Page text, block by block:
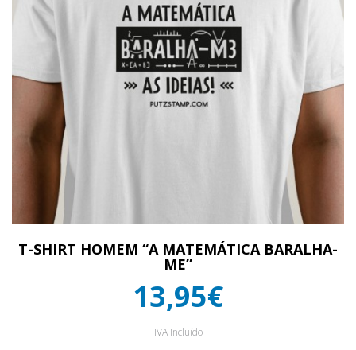
T-SHIRT HOMEM “A MATEMÁTICA BARALHA-
ME”
13,95€
IVA Incluído